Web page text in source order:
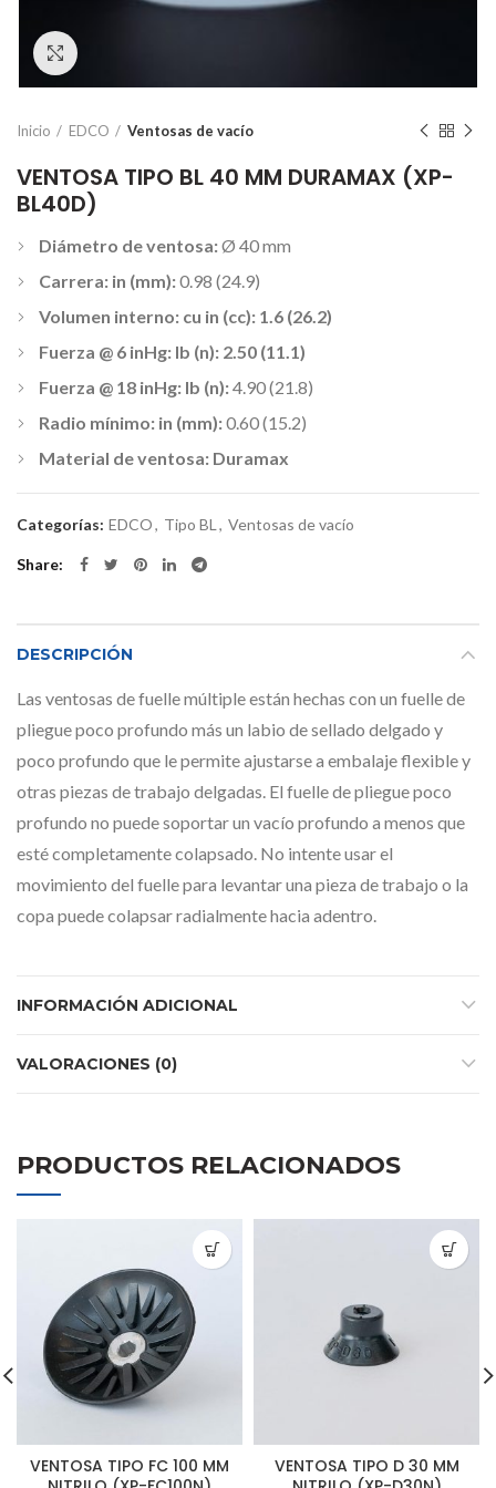
Inicio EDCO Ventosas de vacío
VENTOSA TIPO BL 40 MM DURAMAX (XP-
BL40D)
Diámetro de ventosa:Ø 40 mm
Carrera: in (mm):0.98 (24.9)
Volumen interno: cu in (cc): 1.6 (26.2)
Fuerza @ 6 inHg: lb (n): 2.50 (11.1)
Fuerza @ 18 inHg: lb (n):4.90 (21.8)
Radio mínimo: in (mm):0.60 (15.2)
Material de ventosa: Duramax
Categorías: EDCO, Tipo BL , Ventosas de vacío
Share
DESCRIPCIÓN
Las ventosas de fuelle múltiple están hechas con un fuelle de
pliegue poco profundo más un labio de sellado delgado y
poco profundo que le permite ajustarse a embalaje flexible y
otras piezas de trabajo delgadas. El fuelle de pliegue poco
profundo no puede soportar un vacío profundo a menos que
esté completamente colapsado. No intente usar el
movimiento del fuelle para levantar una pieza de trabajo o la
copa puede colapsar radialmente hacia adentro.
INFORMACIÓN ADICIONAL
VALORACIONES (0)
PRODUCTOS RELACIONADOS
VENTOSA TIPO FC 100 MM
VENTOSA TIPO D 30 MM